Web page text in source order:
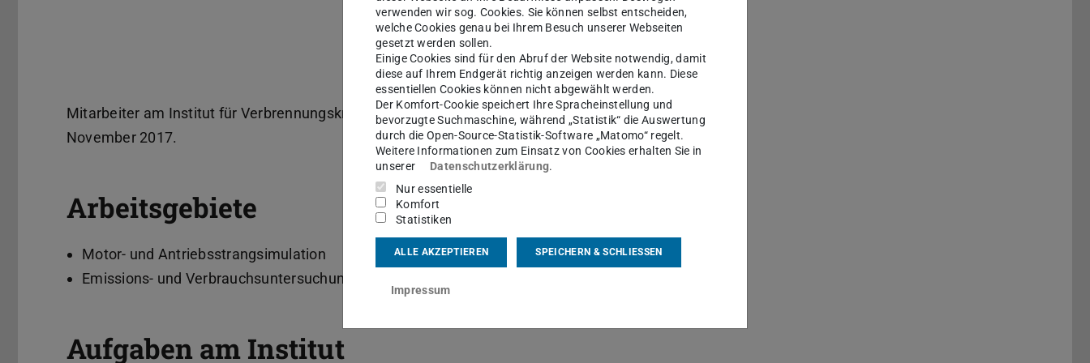
Mitarbeiter am Institut für Verbrennungskraftmaschinen und Fahrzeugantriebe seit
November 2017.
Arbeitsgebiete
Motor- und Antriebsstrangsimulation
Emissions- und Verbrauchsuntersuchungen von elektrifizierten Antriebssträngen
Aufgaben am Institut
verwenden wir sog. Cookies. Sie können selbst entscheiden,
welche Cookies genau bei Ihrem Besuch unserer Webseiten
gesetzt werden sollen.
Einige Cookies sind für den Abruf der Website notwendig, damit
diese auf Ihrem Endgerät richtig anzeigen werden kann. Diese
essentiellen Cookies können nicht abgewählt werden.
Der Komfort-Cookie speichert Ihre Spracheinstellung und
bevorzugte Suchmaschine, während „Statistik“ die Auswertung
durch die Open-Source-Statistik-Software „Matomo“ regelt.
Weitere Informationen zum Einsatz von Cookies erhalten Sie in
unserer
Datenschutzerklärung.
Nur essentielle
Komfort
Statistiken
ALLE AKZEPTIEREN SPEICHERN & SCHLIESSEN
Impressum